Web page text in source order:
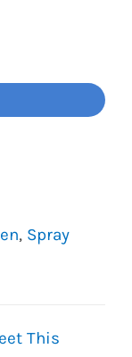
, Spray
This